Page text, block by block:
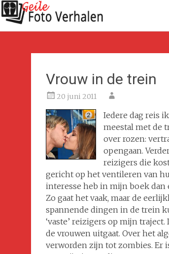
Vrouw in de trein
20 juni 2011
Iedere dag reis
meestal met de
over rozen:
opengaan.
reizigers die
gericht op het ventileren van
interesse heb in mijn boek dan
Zo gaat het vaak, maar de
spannende dingen in de trein
‘vaste’ reizigers op mijn
de vrouwen uitgaat. Over het
verworden zijn tot zombies. Er